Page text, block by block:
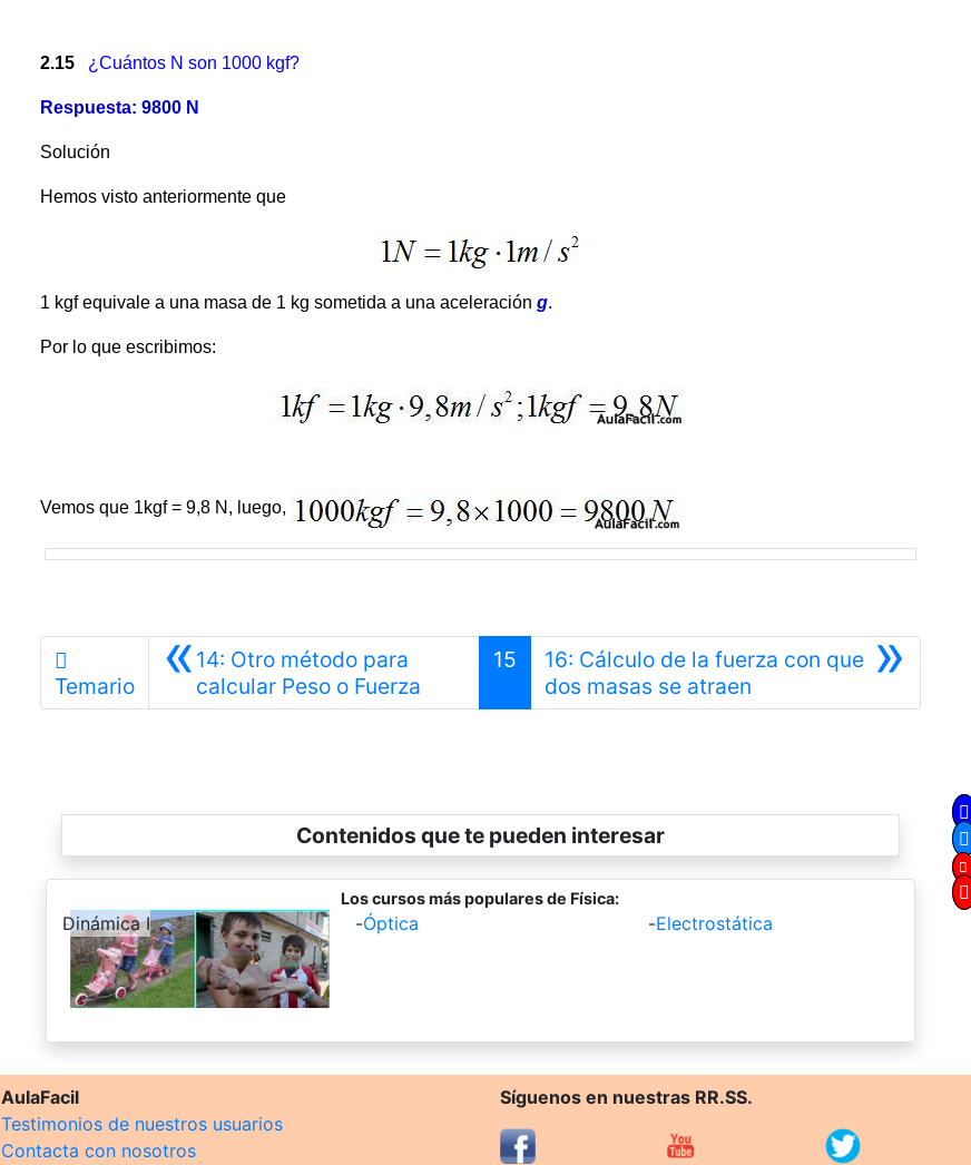
2.15 ¿Cuántos N son 1000 kgf?
Respuesta: 9800 N
Solución
Hemos visto anteriormente que
1 kgf equivale a una masa de 1 kg sometida a una aceleración g.
Por lo que escribimos:
Vemos que 1kgf = 9,8 N, luego,
Temario «14: Otro método para
calcular Peso o FuerzaAnterior
15 »
16: Cálculo de la fuerza con que
dos masas se atraen
Contenidos que te pueden interesar
Los cursos más populares de Física:
-
Dinámica I -Óptica -Electrostática
AulaFacil
Testimonios de nuestros usuarios
Contacta con nosotros
Síguenos en nuestras RR.SS.